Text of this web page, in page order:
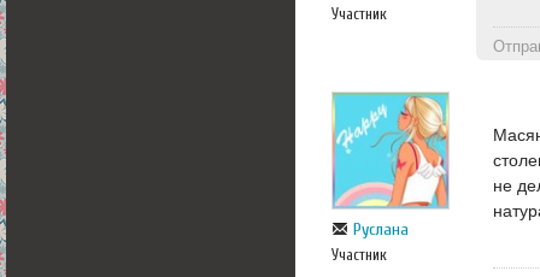
Участник
Руслана
Участник
не